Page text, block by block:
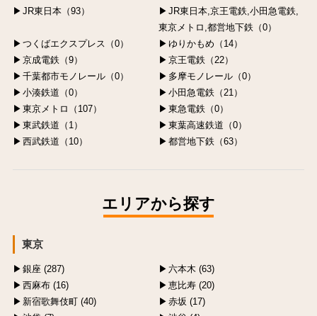
JR東日本（93）
JR東日本,京王電鉄,小田急電鉄,
東京メトロ,都営地下鉄（0）
つくばエクスプレス（0）
ゆりかもめ（14）
京成電鉄（9）
京王電鉄（22）
千葉都市モノレール（0）
多摩モノレール（0）
小湊鉄道（0）
小田急電鉄（21）
東京メトロ（107）
東急電鉄（0）
東武鉄道（1）
東葉高速鉄道（0）
西武鉄道（10）
都営地下鉄（63）
エリアから探す
東京
銀座 (287)
六本木 (63)
西麻布 (16)
恵比寿 (20)
新宿歌舞伎町 (40)
赤坂 (17)